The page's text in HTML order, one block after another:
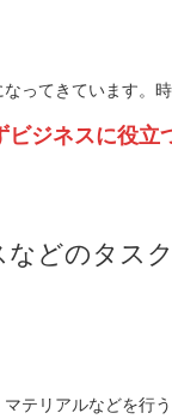
ってきています
ビジネスに役立
などのタス
テリアルなどを行